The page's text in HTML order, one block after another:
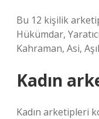
Bu 12 kişilik
Hükümdar,
Kahraman, Asi,
Kadın
Kadın arketipleri